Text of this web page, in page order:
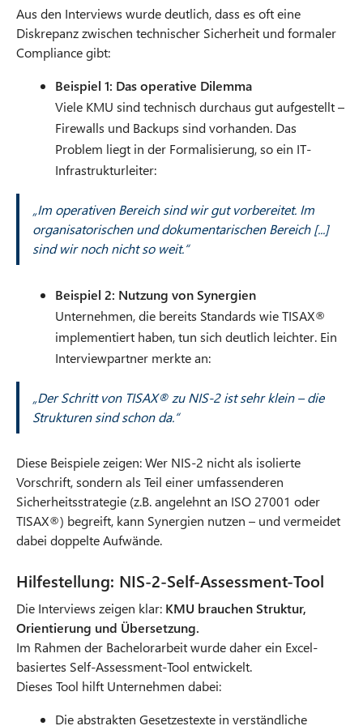
Aus den Interviews wurde deutlich, dass es oft eine
Diskrepanz zwischen technischer Sicherheit und formaler
Compliance gibt:
Beispiel 1: Das operative Dilemma
Viele KMU sind technisch durchaus gut aufgestellt –
Firewalls und Backups sind vorhanden. Das
Problem liegt in der Formalisierung, so ein IT-
Infrastrukturleiter:
„Im operativen Bereich sind wir gut vorbereitet. Im
organisatorischen und dokumentarischen Bereich [...]
sind wir noch nicht so weit.“
Beispiel 2: Nutzung von Synergien
Unternehmen, die bereits Standards wie TISAX®
implementiert haben, tun sich deutlich leichter. Ein
Interviewpartner merkte an:
„Der Schritt von TISAX® zu NIS-2 ist sehr klein – die
Strukturen sind schon da.“
Diese Beispiele zeigen: Wer NIS-2 nicht als isolierte
Vorschrift, sondern als Teil einer umfassenderen
Sicherheitsstrategie (z.B. angelehnt an ISO 27001 oder
TISAX®) begreift, kann Synergien nutzen – und vermeidet
dabei doppelte Aufwände.
Hilfestellung: NIS-2-Self-Assessment-Tool
Die Interviews zeigen klar: KMU brauchen Struktur,
Orientierung und Übersetzung.
Im Rahmen der Bachelorarbeit wurde daher ein Excel-
basiertes Self-Assessment-Tool entwickelt.
Dieses Tool hilft Unternehmen dabei:
Die abstrakten Gesetzestexte in verständliche